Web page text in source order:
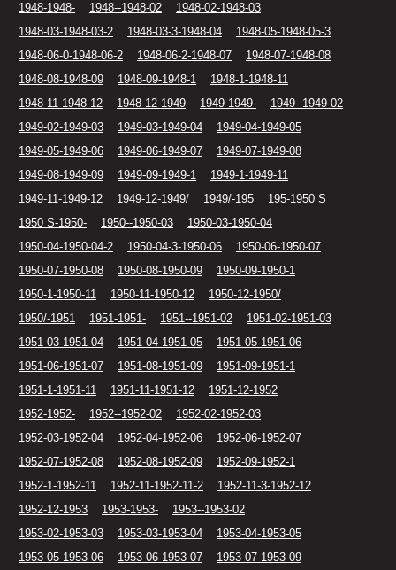
1948-1948-
1948--1948-02
1948-02-1948-03
1948-03-1948-03-2
1948-03-3-1948-04
1948-05-1948-05-3
1948-06-0-1948-06-2
1948-06-2-1948-07
1948-07-1948-08
1948-08-1948-09
1948-09-1948-1
1948-1-1948-11
1948-11-1948-12
1948-12-1949 1949-1949-
1949--1949-02
1949-02-1949-03
1949-03-1949-04
1949-04-1949-05
1949-05-1949-06
1949-06-1949-07
1949-07-1949-08
1949-08-1949-09
1949-09-1949-1
1949-1-1949-11
1949-11-1949-12
1949-12-1949/ 1949/-195
195-1950 S
1950 S-1950-
1950--1950-03
1950-03-1950-04
1950-04-1950-04-2
1950-04-3-1950-06
1950-06-1950-07
1950-07-1950-08
1950-08-1950-09
1950-09-1950-1
1950-1-1950-11
1950-11-1950-12
1950-12-1950/
1950/-1951
1951-1951- 1951--1951-02
1951-02-1951-03
1951-03-1951-04
1951-04-1951-05
1951-05-1951-06
1951-06-1951-07
1951-08-1951-09
1951-09-1951-1
1951-1-1951-11
1951-11-1951-12
1951-12-1952
1952-1952-
1952--1952-02
1952-02-1952-03
1952-03-1952-04
1952-04-1952-06
1952-06-1952-07
1952-07-1952-08
1952-08-1952-09
1952-09-1952-1
1952-1-1952-11
1952-11-1952-11-2
1952-11-3-1952-12
1952-12-1953
1953-1953-
1953--1953-02
1953-02-1953-03
1953-03-1953-04
1953-04-1953-05
1953-05-1953-06
1953-06-1953-07 1953-07-1953-09